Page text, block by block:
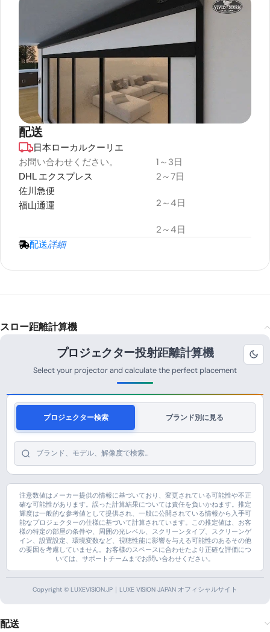
デュラプラス
耐候性
プロジェクタースクリーン
配送
日本ローカルクーリエ
お問い合わせください。 1～3日
DHL エクスプレス
佐川急便
福山通運
2～7日
2～4日
2～4日
配送詳細
スロー距離計算機
プロジェクター投射距離計算機
Select your projector and calculate the perfect placement
プロジェクター検索 ブランド別に見る
注意数値はメーカー提供の情報に基づいており、変更されている可能性や不正
確な可能性があります。誤った計算結果については責任を負いかねます。推定
輝度は一般的な参考値として提供され、一般に公開されている情報から入手可
能なプロジェクターの仕様に基づいて計算されています。この推定値は、お客
様の特定の部屋の条件や、周囲の光レベル、スクリーンタイプ、スクリーンゲ
イン、設置設定、環境変数など、視聴性能に影響を与える可能性のあるその他
の要因を考慮していません。お客様のスペースに合わせたより正確な評価につ
いては、サポートチームまでお問い合わせください。
Copyright © LUXEVISION.JP｜LUXE VISION JAPAN オフィシャルサイト
配送